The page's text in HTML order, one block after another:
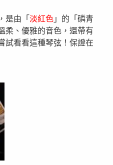
是由「淡紅色 」的「磷青
柔、優雅的音色，還帶有
試看看這種琴弦！保證在